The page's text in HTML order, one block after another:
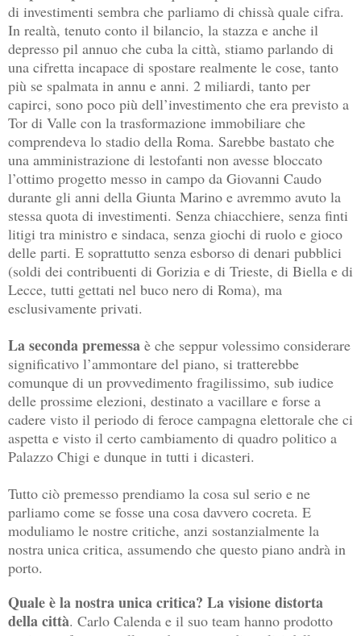
di investimenti sembra che parliamo di chissà quale cifra.
In realtà, tenuto conto il bilancio, la stazza e anche il
depresso pil annuo che cuba la città, stiamo parlando di
una cifretta incapace di spostare realmente le cose, tanto
più se spalmata in annu e anni. 2 miliardi, tanto per
capirci, sono poco più dell’investimento che era previsto a
Tor di Valle con la trasformazione immobiliare che
comprendeva lo stadio della Roma. Sarebbe bastato che
una amministrazione di lestofanti non avesse bloccato
l’ottimo progetto messo in campo da Giovanni Caudo
durante gli anni della Giunta Marino e avremmo avuto la
stessa quota di investimenti. Senza chiacchiere, senza finti
litigi tra ministro e sindaca, senza giochi di ruolo e gioco
delle parti. E soprattutto senza esborso di denari pubblici
(soldi dei contribuenti di Gorizia e di Trieste, di Biella e di
Lecce, tutti gettati nel buco nero di Roma), ma
esclusivamente privati.
La seconda premessa è che seppur volessimo considerare
significativo l’ammontare del piano, si tratterebbe
comunque di un provvedimento fragilissimo, sub iudice
delle prossime elezioni, destinato a vacillare e forse a
cadere visto il periodo di feroce campagna elettorale che ci
aspetta e visto il certo cambiamento di quadro politico a
Palazzo Chigi e dunque in tutti i dicasteri.
Tutto ciò premesso prendiamo la cosa sul serio e ne
parliamo come se fosse una cosa davvero cocreta. E
moduliamo le nostre critiche, anzi sostanzialmente la
nostra unica critica, assumendo che questo piano andrà in
porto.
Quale è la nostra unica critica? La visione distorta
della città. Carlo Calenda e il suo team hanno prodotto